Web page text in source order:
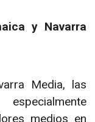
y Navarra
Media, las
medios en